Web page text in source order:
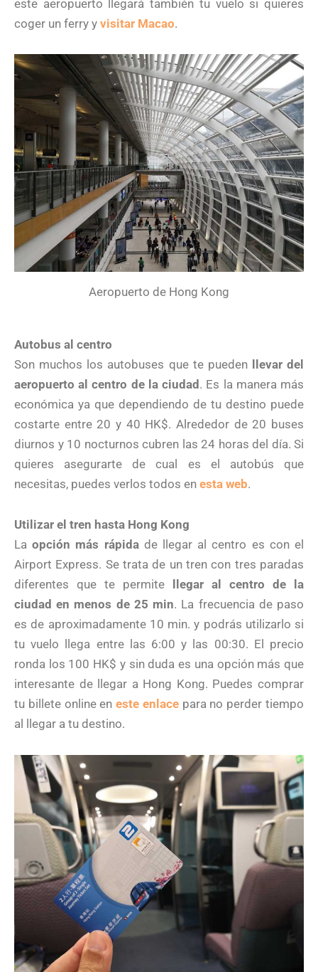
este aeropuerto llegará también tu vuelo si quieres
coger un ferry y visitar Macao.
Aeropuerto de Hong Kong
Autobus al centro
Son muchos los autobuses que te puedenllevar del
aeropuerto al centro de la ciudad. Es la manera más
económica ya que dependiendo de tu destino puede
costarte entre 20 y 40 HK$. Alrededor de 20 buses
diurnos y 10 nocturnos cubren las 24 horas del día. Si
quieres asegurarte de cual es el autobús que
necesitas, puedes verlos todos en esta web.
Utilizar el tren hasta Hong Kong
Laopción más rápidade llegar al centro es con el
Airport Express. Se trata de un tren con tres paradas
diferentes que te permite llegar al centro de la
ciudad en menos de 25 min. La frecuencia de paso
es de aproximadamente 10 min. y podrás utilizarlo si
tu vuelo llega entre las 6:00 y las 00:30. El precio
ronda los 100 HK$ y sin duda es una opción más que
interesante de llegar a Hong Kong. Puedes comprar
tu billete online eneste enlacepara no perder tiempo
al llegar a tu destino.